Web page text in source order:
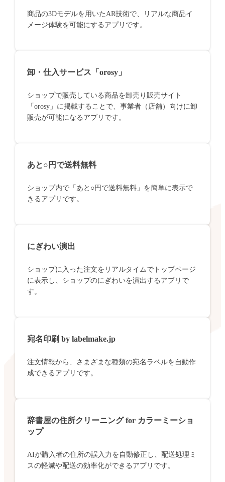
商品の3Dモデルを用いたAR技術で、リアルな商品イ
メージ体験を可能にするアプリです。
卸・仕入サービス「orosy」
ショップで販売している商品を卸売り販売サイト
「orosy」に掲載することで、事業者（店舗）向けに卸
販売が可能になるアプリです。
あと○円で送料無料
ショップ内で「あと○円で送料無料」を簡単に表示で
きるアプリです。
にぎわい演出
ショップに入った注文をリアルタイムでトップページ
に表示し、ショップのにぎわいを演出するアプリで
す。
宛名印刷 by labelmake.jp
注文情報から、さまざまな種類の宛名ラベルを自動作
成できるアプリです。
辞書屋の住所クリーニング for カラーミーショ
ップ
AIが購入者の住所の誤入力を自動修正し、配送処理ミ
スの軽減や配送の効率化ができるアプリです。